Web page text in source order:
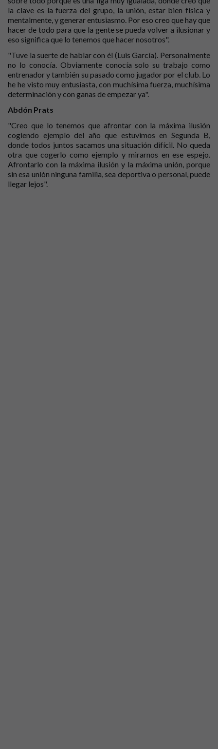
la clave es la fuerza del grupo, la unión, estar bien física y
mentalmente, y generar entusiasmo. Por eso creo que hay que
hacer de todo para que la gente se pueda volver a ilusionar y
eso significa que lo tenemos que hacer nosotros".
"Tuve la suerte de hablar con él (Luis García). Personalmente
no lo conocía. Obviamente conocía solo su trabajo como
entrenador y también su pasado como jugador por el club. Lo
he he visto muy entusiasta, con muchísima fuerza, muchísima
determinación y con ganas de empezar ya".
Abdón Prats
"Creo que lo tenemos que afrontar con la máxima ilusión
cogiendo ejemplo del año que estuvimos en Segunda B,
donde todos juntos sacamos una situación difícil. No queda
otra que cogerlo como ejemplo y mirarnos en ese espejo.
Afrontarlo con la máxima ilusión y la máxima unión, porque
sin esa unión ninguna familia, sea deportiva o personal, puede
llegar lejos".